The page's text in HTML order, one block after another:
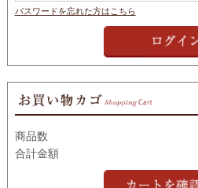
パスワードを忘れた方はこちら
商品数
合計金額